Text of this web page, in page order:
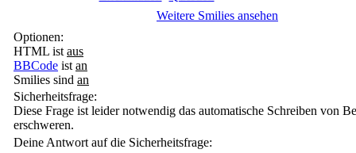
Weitere Smilies ansehen
Optionen:
HTML ist aus
BBCode ist an
Smilies sind an
Sicherheitsfrage:
Diese Frage ist leider notwendig das automatische Schreiben von
erschweren.
Deine Antwort auf die Sicherheitsfrage: